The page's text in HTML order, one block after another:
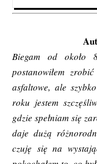
Biegam od około
postanowiłem
asfaltowe, ale
roku jestem
gdzie spełniam się
daje dużą
czuję się na